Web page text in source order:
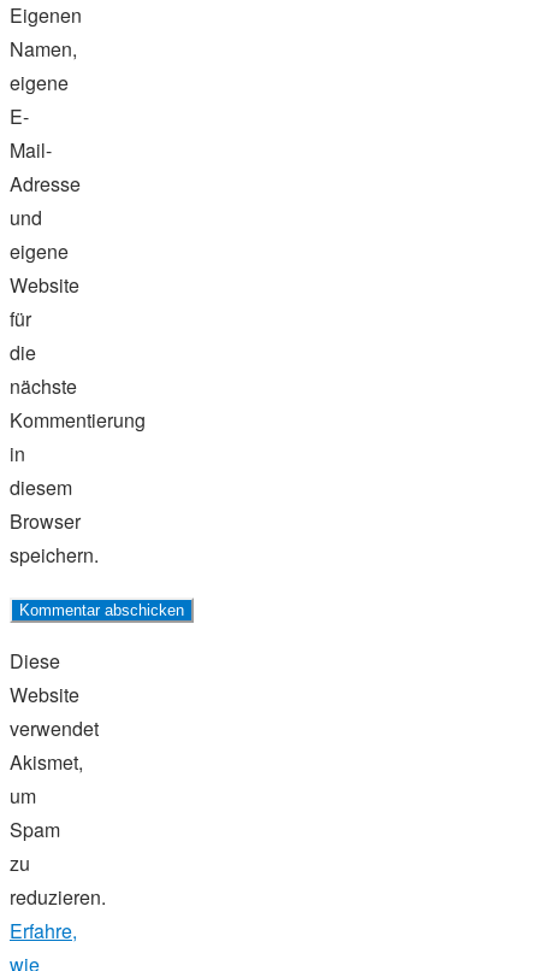
Eigenen
Namen,
eigene
E-
Mail-
Adresse
und
eigene
Website
für
die
nächste
Kommentierung
in
diesem
Browser
speichern.
Diese
Website
verwendet
Akismet,
um
Spam
zu
reduzieren.
Erfahre,
wie